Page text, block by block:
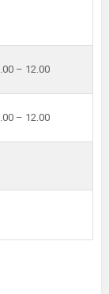
– 12.00
– 12.00